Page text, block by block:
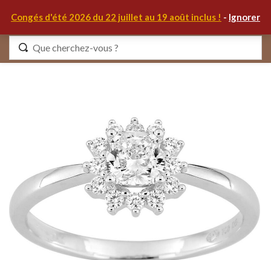
Congés d'été 2026 du 22 juillet au 19 août inclus ! - Ignorer
Identifiez-vous
Se souvenir de moi Mot de passe oublié ?
S'IDENTIFIER
MON COMPTE